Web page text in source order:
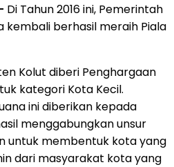
Di Tahun 2016 ini, Pemerintah
kembali berhasil meraih Piala
Kolut diberi Penghargaan
kategori Kota Kecil.
ini diberikan kepada
menggabungkan unsur
untuk membentuk kota yang
dari masyarakat kota yang